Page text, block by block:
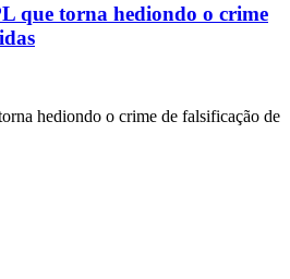
que torna hediondo o crime
hediondo o crime de falsificação de